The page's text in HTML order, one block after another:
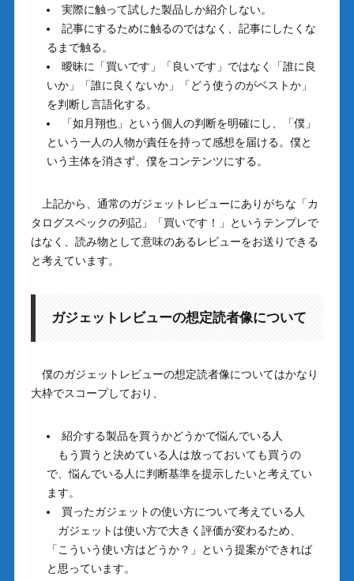
実際に触って試した製品しか紹介しない。
記事にするために触るのではなく、記事にしたくな
るまで触る。
曖昧に「買いです」「良いです」ではなく「誰に良
いか」「誰に良くないか」「どう使うのがベストか」
を判断し言語化する。
「如月翔也」という個人の判断を明確にし、「僕」
という一人の人物が責任を持って感想を届ける。僕と
いう主体を消さず、僕をコンテンツにする。
上記から、通常のガジェットレビューにありがちな「カ
タログスペックの列記」「買いです！」というテンプレで
はなく、読み物として意味のあるレビューをお送りできる
と考えています。
ガジェットレビューの想定読者像について
僕のガジェットレビューの想定読者像についてはかなり
大枠でスコープしており、
紹介する製品を買うかどうかで悩んでいる人
もう買うと決めている人は放っておいても買うの
で、悩んでいる人に判断基準を提示したいと考えてい
ます。
買ったガジェットの使い方について考えている人
ガジェットは使い方で大きく評価が変わるため、
「こういう使い方はどうか？」という提案ができれば
と思っています。